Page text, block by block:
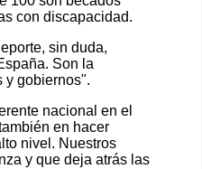
con discapacidad.
sin duda,
Son la
y gobiernos".
nacional en el
en hacer
nivel. Nuestros
y que deja atrás las